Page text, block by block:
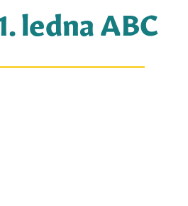
ledna ABC